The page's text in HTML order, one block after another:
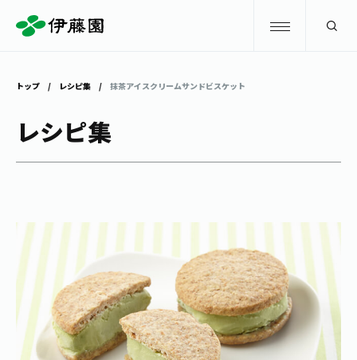
健康ミネラルむぎ茶
TULLY'S COFFEE
お茶を知る・楽しむ
お茶を知る・楽しむ
お茶を楽しむ
お茶のいれ方
体験・イベント
体験・イベント
見学・体験
店舗・通販
トップ レシピ集 抹茶アイスクリームサンドビスケット
レシピ集